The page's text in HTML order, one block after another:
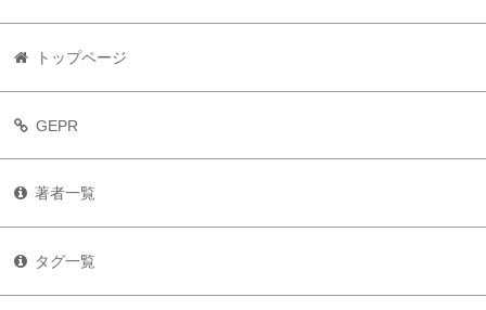
トップページ
GEPR
著者一覧
タグ一覧